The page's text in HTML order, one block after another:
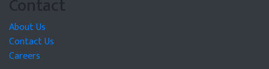
About Us
Contact Us
Careers